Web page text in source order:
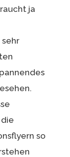
ja
sehr
so